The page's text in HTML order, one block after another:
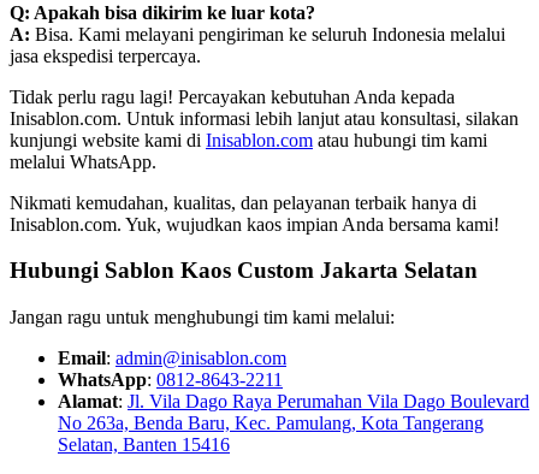
Q: Apakah bisa dikirim ke luar kota?
A: Bisa. Kami melayani pengiriman ke seluruh Indonesia melalui
jasa ekspedisi terpercaya.
Tidak perlu ragu lagi! Percayakan kebutuhan Anda kepada
Inisablon.com. Untuk informasi lebih lanjut atau konsultasi, silakan
kunjungi website kami di Inisablon.com atau hubungi tim kami
melalui WhatsApp.
Nikmati kemudahan, kualitas, dan pelayanan terbaik hanya di
Inisablon.com. Yuk, wujudkan kaos impian Anda bersama kami!
Hubungi Sablon Kaos Custom Jakarta Selatan
Jangan ragu untuk menghubungi tim kami melalui:
Email: admin@inisablon.com
WhatsApp: 0812-8643-2211
Alamat: Jl. Vila Dago Raya Perumahan Vila Dago Boulevard
No 263a, Benda Baru, Kec. Pamulang, Kota Tangerang
Selatan, Banten 15416